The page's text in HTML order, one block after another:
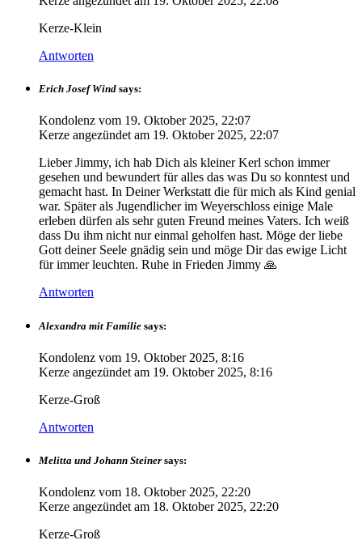
Kerze-Klein
Antworten
Erich Josef Wind says:
Kondolenz vom 19. Oktober 2025, 22:07
Kerze angezündet am 19. Oktober 2025, 22:07
Lieber Jimmy, ich hab Dich als kleiner Kerl schon immer
gesehen und bewundert für alles das was Du so konntest und
gemacht hast. In Deiner Werkstatt die für mich als Kind genial
war. Später als Jugendlicher im Weyerschloss einige Male
erleben dürfen als sehr guten Freund meines Vaters. Ich weiß
dass Du ihm nicht nur einmal geholfen hast. Möge der liebe
Gott deiner Seele gnädig sein und möge Dir das ewige Licht
für immer leuchten. Ruhe in Frieden Jimmy 🙏
Antworten
Alexandra mit Familie says:
Kondolenz vom 19. Oktober 2025, 8:16
Kerze angezündet am 19. Oktober 2025, 8:16
Kerze-Groß
Antworten
Melitta und Johann Steiner says:
Kondolenz vom 18. Oktober 2025, 22:20
Kerze angezündet am 18. Oktober 2025, 22:20
Kerze-Groß